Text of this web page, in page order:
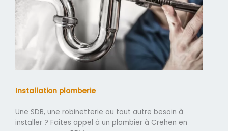
Installation plomberie
Une SDB, une robinetterie ou tout autre besoin à
installer ? Faites appel à un plombier à Crehen en